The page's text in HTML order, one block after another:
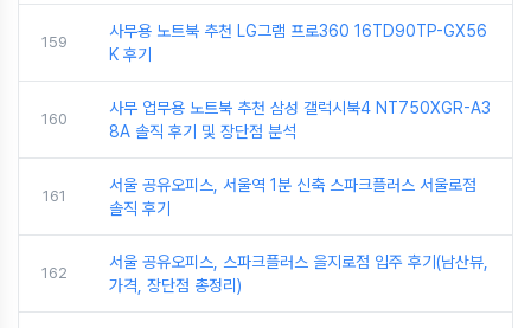
159
사무용 노트북 추천 LG그램 프로360 16TD90TP-GX56
K 후기
160
사무 업무용 노트북 추천 삼성 갤럭시북4 NT750XGR-A3
8A 솔직 후기 및 장단점 분석
161
서울 공유오피스, 서울역 1분 신축 스파크플러스 서울로점
솔직 후기
162
서울 공유오피스, 스파크플러스 을지로점 입주 후기(남산뷰,
가격, 장단점 총정리)